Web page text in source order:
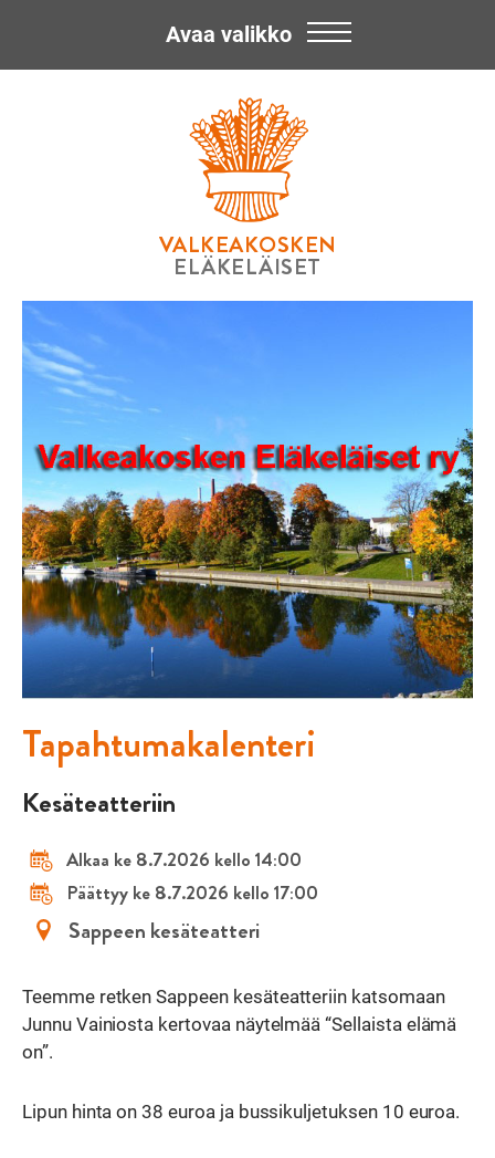
Valkeakosken
Eläkeläiset
ry
VALKEAKOSKEN
ELÄKELÄISET
Avaa valikko
Tapahtumakalenteri
Kesäteatteriin
Alkaa ke 8.7.2026 kello 14:00
Päättyy ke 8.7.2026 kello 17:00
Sappeen kesäteatteri
Teemme retken Sappeen kesäteatteriin katsomaan
Junnu Vainiosta kertovaa näytelmää “Sellaista elämä
on”.
Lipun hinta on 38 euroa ja bussikuljetuksen 10 euroa.